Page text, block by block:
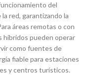
del
red, garantizando la
áreas remotas o con
híbridos pueden operar
como fuentes de
fiable para estaciones
y centros turísticos.